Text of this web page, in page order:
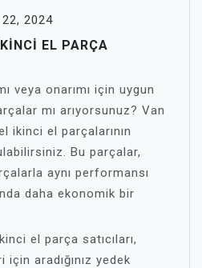
2024
EL PARÇA
veya onarımı için uygun
mı arıyorsunuz? Van
ikinci el parçalarının
Bu parçalar,
aynı performansı
daha ekonomik bir
el parça satıcıları,
aradığınız yedek